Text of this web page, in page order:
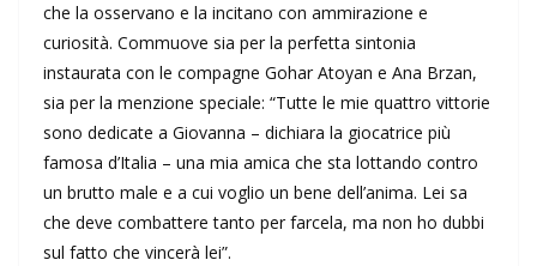
che la osservano e la incitano con ammirazione e
curiosità. Commuove sia per la perfetta sintonia
instaurata con le compagne Gohar Atoyan e Ana Brzan,
sia per la menzione speciale: “Tutte le mie quattro vittorie
sono dedicate a Giovanna – dichiara la giocatrice più
famosa d’Italia – una mia amica che sta lottando contro
un brutto male e a cui voglio un bene dell’anima. Lei sa
che deve combattere tanto per farcela, ma non ho dubbi
sul fatto che vincerà lei”.